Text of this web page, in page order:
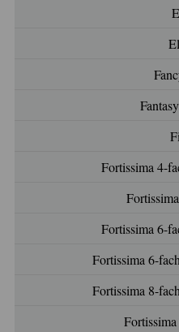
Fortissima 4-
Fortissima 6-
Fortissima 6-
Fortissima 8-